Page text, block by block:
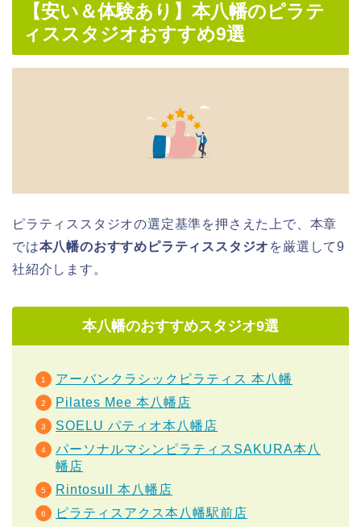
【安い＆体験あり】本八幡のピラテ
ィススタジオおすすめ9選
ピラティススタジオの選定基準を押さえた上で、本章
では本八幡のおすすめピラティススタジオ を厳選して9
社紹介します。
本八幡のおすすめスタジオ9選
アーバンクラシックピラティス 本八幡
Pilates Mee 本八幡店
SOELU パティオ本八幡店
パーソナルマシンピラティスSAKURA本八
幡店
Rintosull 本八幡店
ピラティスアクス本八幡駅前店